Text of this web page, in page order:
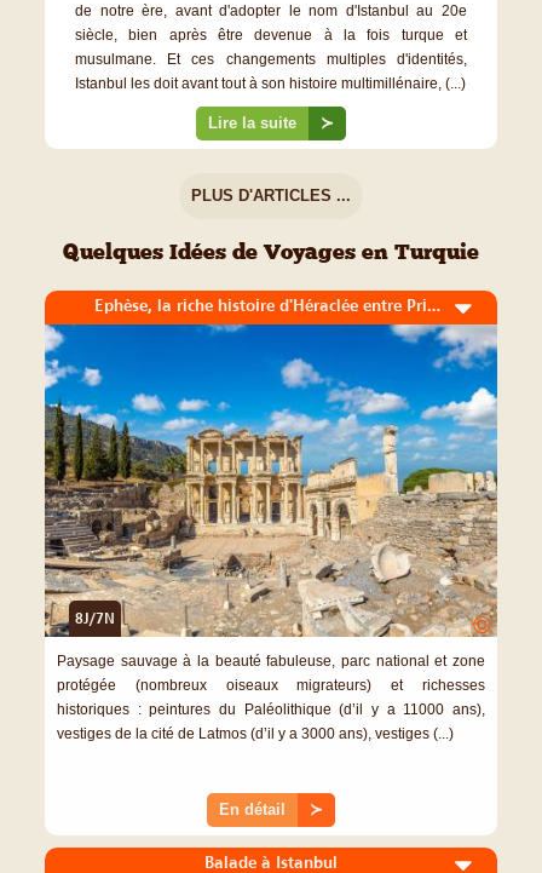
de notre ère, avant d'adopter le nom d'Istanbul au 20e
siècle, bien après être devenue à la fois turque et
musulmane. Et ces changements multiples d'identités,
Istanbul les doit avant tout à son histoire multimillénaire, (...)
Lire la suite ≻
PLUS D'ARTICLES ...
Quelques Idées de Voyages en Turquie
Ephèse, la riche histoire d'Héraclée entre Priene et Didymes
8J/7N ©
Paysage sauvage à la beauté fabuleuse, parc national et zone
protégée (nombreux oiseaux migrateurs) et richesses
historiques : peintures du Paléolithique (d’il y a 11000 ans),
vestiges de la cité de Latmos (d’il y a 3000 ans), vestiges (...)
En détail ≻
Balade à Istanbul